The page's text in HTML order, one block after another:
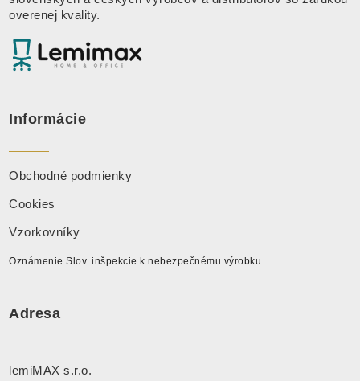
overenej kvality.
Informácie
Obchodné podmienky
Cookies
Vzorkovníky
Oznámenie Slov. inšpekcie k nebezpečnému výrobku
Adresa
lemiMAX s.r.o.